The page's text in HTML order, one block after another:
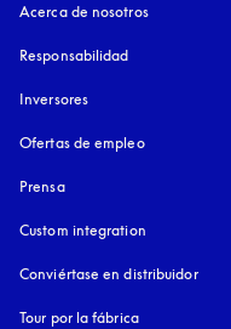
Acerca de nosotros
Responsabilidad
Inversores
Ofertas de empleo
Prensa
Custom integration
Conviértase en distribuidor
Tour por la fábrica